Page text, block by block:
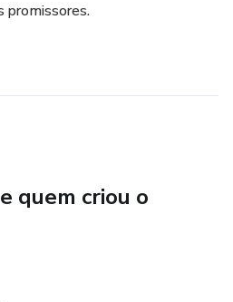
promissores.
quem criou o